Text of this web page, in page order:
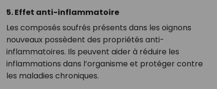
5. Effet anti-inflammatoire
Les composés soufrés présents dans les oignons
nouveaux possèdent des propriétés anti-
inflammatoires. Ils peuvent aider à réduire les
inflammations dans l’organisme et protéger contre
les maladies chroniques.